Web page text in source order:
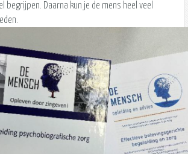
begrijpen. Daarna kun je de mens heel veel